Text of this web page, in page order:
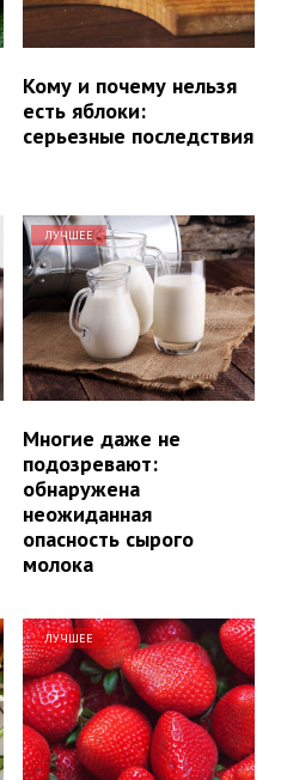
Кому и почему нельзя
есть яблоки:
серьезные последствия
ЛУЧШЕЕ
Многие даже не
подозревают:
обнаружена
неожиданная
опасность сырого
молока
ЛУЧШЕЕ